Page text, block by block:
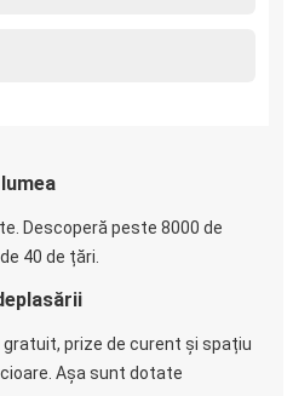
Descoperă peste 8000 de
40 de țări.
gratuit, prize de curent și spațiu
Așa sunt dotate